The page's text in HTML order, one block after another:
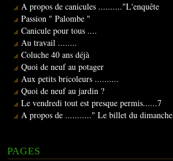
A propos de canicules .........."L'enquête
Passion " Palombe "
Canicule pour tous ....
Au travail ........
Coluche 40 ans déjà
Quoi de neuf au potager
Aux petits bricoleurs ..........
Quoi de neuf au jardin ?
Le vendredi tout est presque permis......7
A propos de ..........." Le billet du dimanche
PAGES